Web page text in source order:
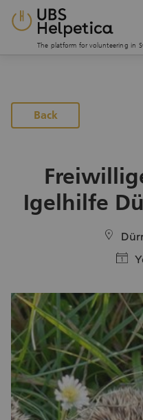
The platform for volunteering in
BackTo the projects
Igelhilfe
location
calendar